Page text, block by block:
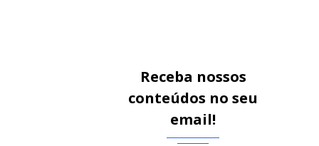
Receba nossos
conteúdos no seu
email!